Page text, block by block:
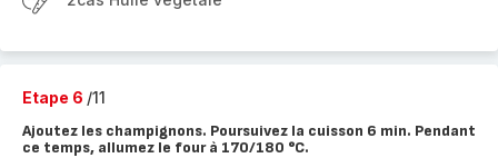
Etape 6 /11
Ajoutez les champignons. Poursuivez la cuisson 6 min. Pendant
ce temps, allumez le four à 170/180 °C.